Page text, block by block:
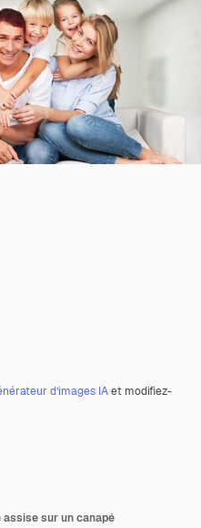
d’images IAet modifiez-
sur un canapé